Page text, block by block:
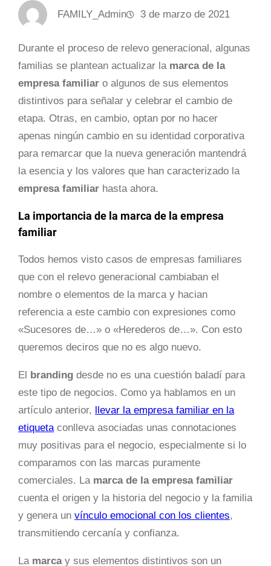
FAMILY_Admin 3 de marzo de 2021
Durante el proceso de relevo generacional, algunas
familias se plantean actualizar la marca de la
empresa familiar o algunos de sus elementos
distintivos para señalar y celebrar el cambio de
etapa. Otras, en cambio, optan por no hacer
apenas ningún cambio en su identidad corporativa
para remarcar que la nueva generación mantendrá
la esencia y los valores que han caracterizado la
empresa familiar hasta ahora.
La importancia de la marca de la empresa
familiar
Todos hemos visto casos de empresas familiares
que con el relevo generacional cambiaban el
nombre o elementos de la marca y hacian
referencia a este cambio con expresiones como
«Sucesores de…» o «Herederos de…». Con esto
queremos deciros que no es algo nuevo.
El branding desde no es una cuestión baladí para
este tipo de negocios. Como ya hablamos en un
artículo anterior, llevar la empresa familiar en la
etiqueta conlleva asociadas unas connotaciones
muy positivas para el negocio, especialmente si lo
comparamos con las marcas puramente
comerciales. La marca de la empresa familiar
cuenta el origen y la historia del negocio y la familia
y genera un vínculo emocional con los clientes,
transmitiendo cercanía y confianza.
La marcay sus elementos distintivos son un